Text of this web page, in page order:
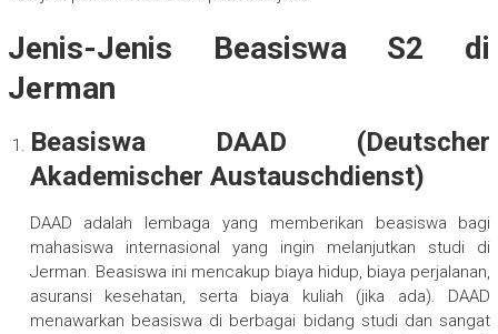
Jenis-Jenis Beasiswa S2 di
Jerman
Beasiswa DAAD (Deutscher
Akademischer Austauschdienst)
DAAD adalah lembaga yang memberikan beasiswa bagi
mahasiswa internasional yang ingin melanjutkan studi di
Jerman. Beasiswa ini mencakup biaya hidup, biaya perjalanan,
asuransi kesehatan, serta biaya kuliah (jika ada). DAAD
menawarkan beasiswa di berbagai bidang studi dan sangat